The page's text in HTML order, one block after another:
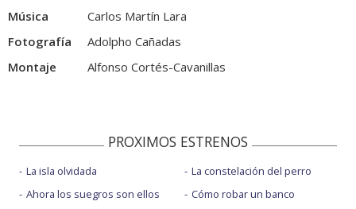
Música
Carlos Martín Lara
Fotografía
Adolpho Cañadas
Montaje
Alfonso Cortés-Cavanillas
PROXIMOS ESTRENOS
La isla olvidada
Ahora los suegros son ellos
La constelación del perro
Cómo robar un banco